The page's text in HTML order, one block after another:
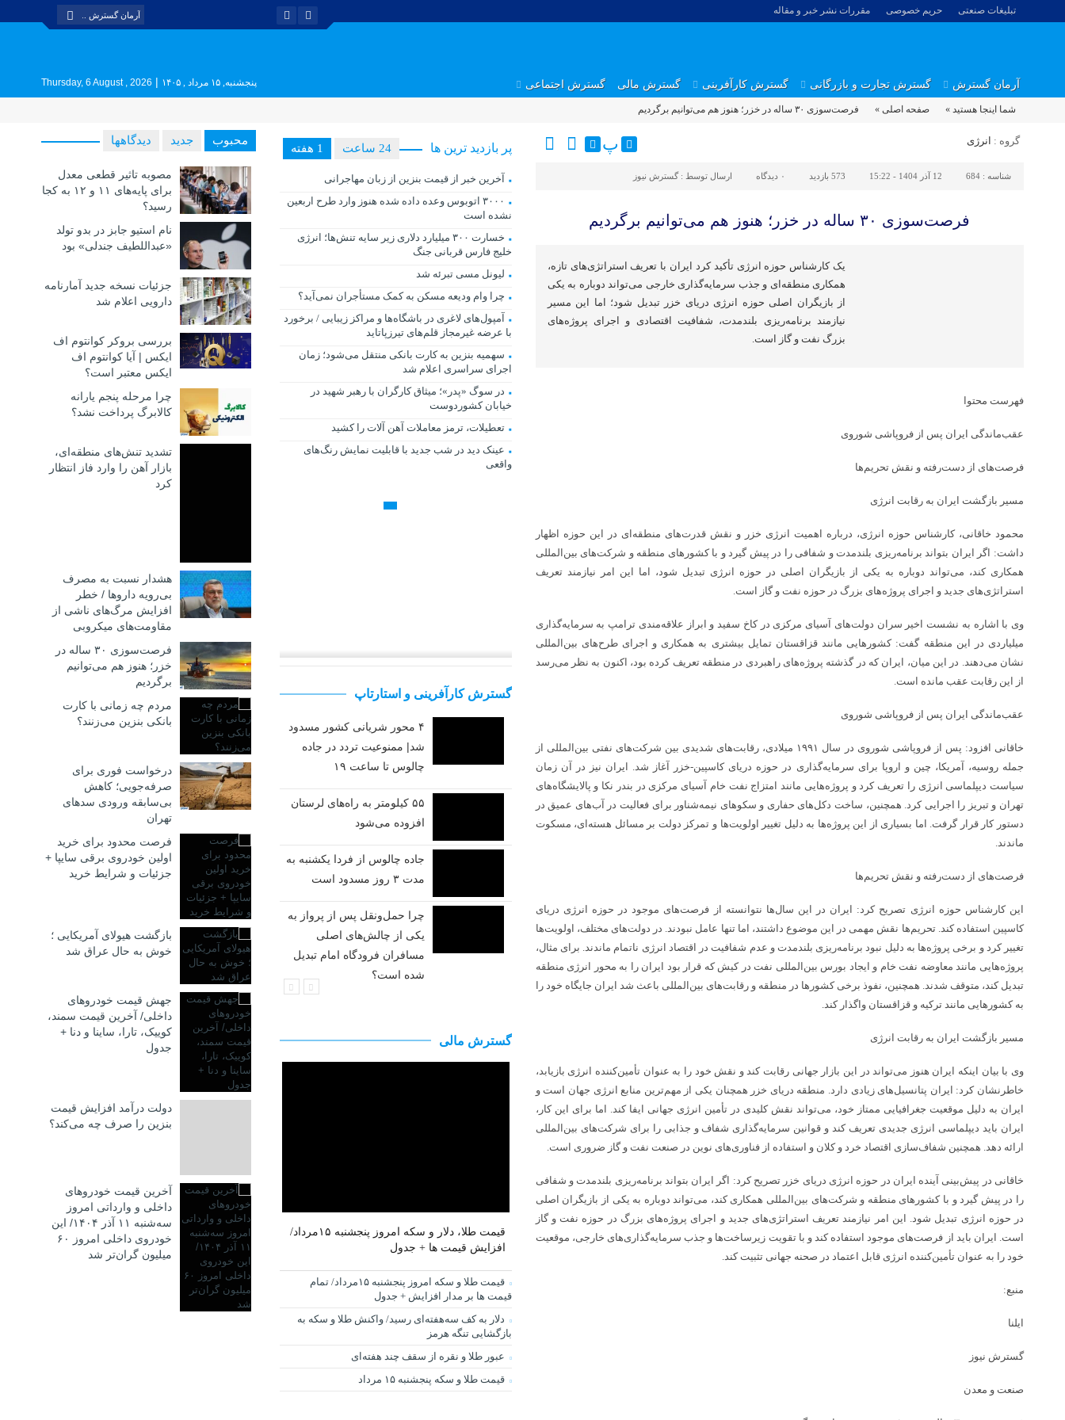
تبلیغات صنعتی حریم خصوصی مقررات نشر خبر و مقاله
آرمان گسترش گسترش تجارت و بازرگانی گسترش کارآفرینی گسترش مالی گسترش اجتماعی پنجشنبه, ۱۵ مرداد , ۱۴۰۵ |
Thursday, 6 August , 2026
شما اینجا هستید » صفحه اصلی » فرصت‌سوزی ۳۰ ساله در خزر؛ هنوز هم می‌توانیم برگردیم
گروه : انرژی پ
شناسه : 684 12 آذر 1404 - 15:22 573 بازدید ۰ دیدگاه ارسال توسط :گسترش نیوز
فرصت‌سوزی ۳۰ ساله در خزر؛ هنوز هم می‌توانیم برگردیم
یک کارشناس حوزه انرژی تأکید کرد ایران با تعریف استراتژی‌های تازه،
همکاری منطقه‌ای و جذب سرمایه‌گذاری خارجی می‌تواند دوباره به یکی
از بازیگران اصلی حوزه انرژی دریای خزر تبدیل شود؛ اما این مسیر
نیازمند برنامه‌ریزی بلندمدت، شفافیت اقتصادی و اجرای پروژه‌های
بزرگ نفت و گاز است.
فهرست محتوا
عقب‌ماندگی ایران پس از فروپاشی شوروی
فرصت‌های از دست‌رفته و نقش تحریم‌ها
مسیر بازگشت ایران به رقابت انرژی
محمود خاقانی، کارشناس حوزه انرژی، درباره اهمیت انرژی خزر و نقش قدرت‌های منطقه‌ای در این حوزه اظهار
داشت: اگر ایران بتواند برنامه‌ریزی بلندمدت و شفافی را در پیش گیرد و با کشورهای منطقه و شرکت‌های بین‌المللی
همکاری کند، می‌تواند دوباره به یکی از بازیگران اصلی در حوزه انرژی تبدیل شود، اما این امر نیازمند تعریف
استراتژی‌های جدید و اجرای پروژه‌های بزرگ در حوزه نفت و گاز است.
وی با اشاره به نشست اخیر سران دولت‌های آسیای مرکزی در کاخ سفید و ابراز علاقه‌مندی ترامپ به سرمایه‌گذاری
میلیاردی در این منطقه گفت: کشورهایی مانند قزاقستان تمایل بیشتری به همکاری و اجرای طرح‌های بین‌المللی
نشان می‌دهند. در این میان، ایران که در گذشته پروژه‌های راهبردی در منطقه تعریف کرده بود، اکنون به نظر می‌رسد
از این رقابت عقب مانده است.
عقب‌ماندگی ایران پس از فروپاشی شوروی
خاقانی افزود: پس از فروپاشی شوروی در سال ۱۹۹۱ میلادی، رقابت‌های شدیدی بین شرکت‌های نفتی بین‌المللی از
جمله روسیه، آمریکا، چین و اروپا برای سرمایه‌گذاری در حوزه دریای کاسپین-خزر آغاز شد. ایران نیز در آن زمان
سیاست دیپلماسی انرژی را تعریف کرد و پروژه‌هایی مانند امتزاج نفت خام آسیای مرکزی در بندر نکا و پالایشگاه‌های
تهران و تبریز را اجرایی کرد. همچنین، ساخت دکل‌های حفاری و سکوهای نیمه‌شناور برای فعالیت در آب‌های عمیق در
دستور کار قرار گرفت. اما بسیاری از این پروژه‌ها به دلیل تغییر اولویت‌ها و تمرکز دولت بر مسائل هسته‌ای، مسکوت
ماندند.
فرصت‌های از دست‌رفته و نقش تحریم‌ها
این کارشناس حوزه انرژی تصریح کرد: ایران در این سال‌ها نتوانسته از فرصت‌های موجود در حوزه انرژی دریای
کاسپین استفاده کند. تحریم‌ها نقش مهمی در این موضوع داشتند، اما تنها عامل نبودند. در دولت‌های مختلف، اولویت‌ها
تغییر کرد و برخی پروژه‌ها به دلیل نبود برنامه‌ریزی بلندمدت و عدم شفافیت در اقتصاد انرژی ناتمام ماندند. برای مثال،
پروژه‌هایی مانند معاوضه نفت خام و ایجاد بورس بین‌المللی نفت در کیش که قرار بود ایران را به محور انرژی منطقه
تبدیل کند، متوقف شدند. همچنین، نفوذ برخی کشورها در منطقه و رقابت‌های بین‌المللی باعث شد ایران جایگاه خود را
به کشورهایی مانند ترکیه و قزاقستان واگذار کند.
مسیر بازگشت ایران به رقابت انرژی
وی با بیان اینکه ایران هنوز می‌تواند در این بازار جهانی رقابت کند و نقش خود را به عنوان تأمین‌کننده انرژی بازیابد،
خاطرنشان کرد: ایران پتانسیل‌های زیادی دارد. منطقه دریای خزر همچنان یکی از مهم‌ترین منابع انرژی جهان است و
ایران به دلیل موقعیت جغرافیایی ممتاز خود، می‌تواند نقش کلیدی در تأمین انرژی جهانی ایفا کند. اما برای این کار،
ایران باید دیپلماسی انرژی جدیدی تعریف کند و قوانین سرمایه‌گذاری شفاف و جذابی را برای شرکت‌های بین‌المللی
ارائه دهد. همچنین شفاف‌سازی اقتصاد خرد و کلان و استفاده از فناوری‌های نوین در صنعت نفت و گاز ضروری است.
خاقانی در پیش‌بینی آینده ایران در حوزه انرژی دریای خزر تصریح کرد: اگر ایران بتواند برنامه‌ریزی بلندمدت و شفافی
را در پیش گیرد و با کشورهای منطقه و شرکت‌های بین‌المللی همکاری کند، می‌تواند دوباره به یکی از بازیگران اصلی
در حوزه انرژی تبدیل شود. این امر نیازمند تعریف استراتژی‌های جدید و اجرای پروژه‌های بزرگ در حوزه نفت و گاز
است. ایران باید از فرصت‌های موجود استفاده کند و با تقویت زیرساخت‌ها و جذب سرمایه‌گذاری‌های خارجی، موقعیت
خود را به عنوان تأمین‌کننده انرژی قابل اعتماد در صحنه جهانی تثبیت کند.
منبع:
ایلنا
گسترش نیوز
صنعت و معدن
پر بازدید ترین ها 1 هفته 24 ساعت
آخرین خبر از قیمت بنزین از زبان مهاجرانی
۳۰۰۰ اتوبوس وعده داده شده هنوز وارد طرح اربعین
نشده است
خسارت ۳۰۰ میلیارد دلاری زیر سایه تنش‌ها؛ انرژی
خلیج فارس قربانی جنگ
لیونل مسی تبرئه شد
چرا وام ودیعه مسکن به کمک مستأجران نمی‌آید؟
آمپول‌های لاغری در باشگاه‌ها و مراکز زیبایی / برخورد
با عرضه غیرمجاز قلم‌های تیرزپاتاید
سهمیه بنزین به کارت بانکی منتقل می‌شود؛ زمان
اجرای سراسری اعلام شد
در سوگ «پدر»؛ میثاق کارگران با رهبر شهید در
خیابان کشوردوست
تعطیلات، ترمز معاملات آهن ‌آلات را کشید
عینک دید در شب جدید با قابلیت نمایش رنگ‌های
واقعی
ترانزیتی ایران و قرقیزستان
گسترش کارآفرینی و استارتاپ
شد| ممنوعیت تردد در جاده
چالوس تا ساعت ۱۹
۵۵ کیلومتر به راه‌های لرستان
افزوده می‌شود
مدت ۳ روز مسدود است
چرا حمل‌ونقل پس از پرواز به
یکی از چالش‌های اصلی
مسافران فرودگاه امام تبدیل
شده است؟
برف مسدود شد؟
پزشکیان: مصمم هستیم
شاه‌راه‌ها را بسازیم
جاده‌های برفی و پُرترافیک
امروز اعلام شد
۴ محور شریانی کشور مسدود
شد| ممنوعیت تردد در جاده
چالوس تا ساعت ۱۹
۵۵ کیلومتر به راه‌های لرستان
افزوده می‌شود
جاده چالوس از فردا یکشنبه به
مدت ۳ روز مسدود است
چرا حمل‌ونقل پس از پرواز به
یکی از چالش‌های اصلی
مسافران فرودگاه امام تبدیل
شده است؟
راه کدام مسیرها پس از بارش
پزشکیان: مصمم هستیم
شاه‌راه‌ها را بسازیم
از تردد در محورهای مواصلاتی
جنوب و جنوب شرقی کشور
اجتناب کنید
جاده‌های برفی و پُرترافیک
امروز اعلام شد
 
گسترش مالی
قیمت طلا، دلار و سکه امروز پنجشنبه ۱۵مرداد/
افزایش قیمت ها + جدول
قیمت طلا و سکه امروز پنجشنبه ۱۵مرداد/ تمام
قیمت ها بر مدار افزایش + جدول
دلار به کف سه‌هفته‌ای رسید/ واکنش طلا و سکه به
بازگشایی تنگه هرمز
عبور طلا و نقره از سقف چند هفته‌ای
قیمت طلا و سکه پنجشنبه ۱۵ مرداد
محبوب جدید دیدگاهها
مصوبه تاثیر قطعی معدل
برای پایه‌های ۱۱ و ۱۲ به کجا
رسید؟
نام استیو جابز در بدو تولد
«عبداللطیف جندلی» بود
جزئیات نسخه جدید آمارنامه
دارویی اعلام شد
بررسی بروکر کوانتوم اف
ایکس | آیا کوانتوم اف
ایکس معتبر است؟
چرا مرحله پنجم یارانه
کالابرگ پرداخت نشد؟
تشدید تنش‌های منطقه‌ای،
بازار آهن را وارد فاز انتظار
کرد
هشدار نسبت به مصرف
بی‌رویه داروها / خطر
افزایش مرگ‌های ناشی از
مقاومت‌های میکروبی
فرصت‌سوزی ۳۰ ساله در
خزر؛ هنوز هم می‌توانیم
برگردیم
مردم چه زمانی با کارت
بانکی بنزین می‌زنند؟
درخواست فوری برای
صرفه‌جویی؛ کاهش
بی‌سابقه ورودی سدهای
تهران
فرصت محدود برای خرید
اولین خودروی برقی سایپا +
جزئیات و شرایط خرید
بازگشت هیولای آمریکایی‌ ؛
خوش به حال عراق شد
جهش قیمت خودروهای
داخلی/ آخرین قیمت سمند،
کوییک، تارا، ساینا و دنا +
جدول
دولت درآمد افزایش قیمت
بنزین را صرف چه می‌کند؟
آخرین قیمت خودروهای
داخلی و وارداتی امروز
سه‌شنبه ۱۱ آذر ۱۴۰۴/ این
خودروی داخلی امروز ۶۰
میلیون گران‌تر شد